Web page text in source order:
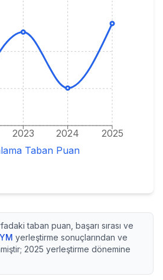
2023 2024 2025
Taban Puan
taban puan, başarı sırası ve
yerleştirme sonuçlarından ve
2025 yerleştirme dönemine